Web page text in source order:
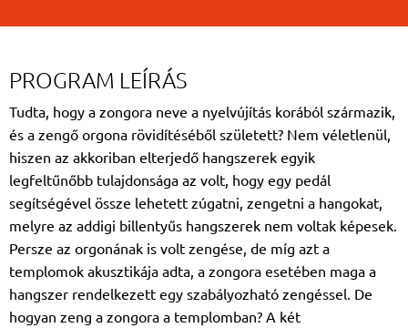
PROGRAM LEÍRÁS
Tudta, hogy a zongora neve a nyelvújítás korából származik,
és a zengő orgona rövidítéséből született? Nem véletlenül,
hiszen az akkoriban elterjedő hangszerek egyik
legfeltűnőbb tulajdonsága az volt, hogy egy pedál
segítségével össze lehetett zúgatni, zengetni a hangokat,
melyre az addigi billentyűs hangszerek nem voltak képesek.
Persze az orgonának is volt zengése, de míg azt a
templomok akusztikája adta, a zongora esetében maga a
hangszer rendelkezett egy szabályozható zengéssel. De
hogyan zeng a zongora a templomban? A két